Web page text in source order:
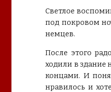
Светлое
под покровом
немцев.
После этого
ходили в здание
концами. И
нравилось и